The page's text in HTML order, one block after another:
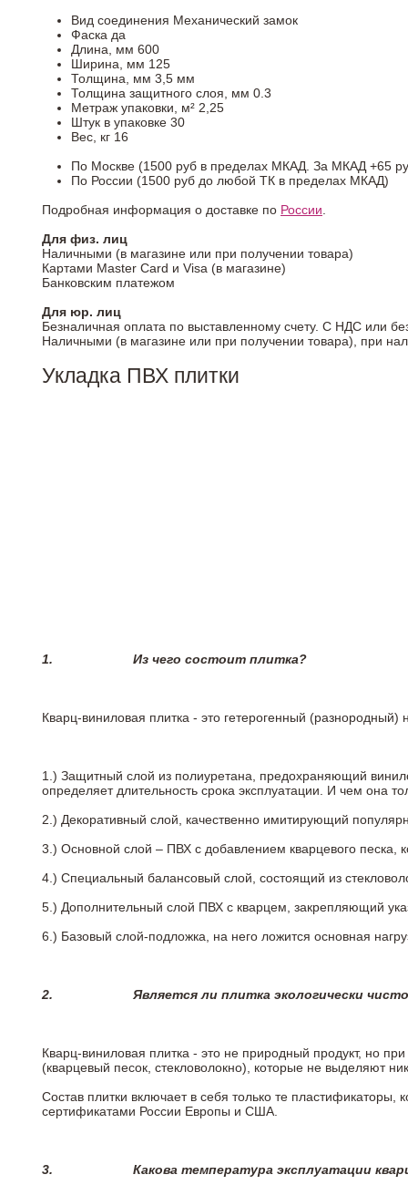
Вид соединения Механический замок
Фаска да
Длина, мм 600
Ширина, мм 125
Толщина, мм 3,5 мм
Толщина защитного слоя, мм 0.3
Метраж упаковки, м² 2,25
Штук в упаковке 30
Вес, кг 16
По Москве (1500 руб в пределах МКАД. За МКАД +65
По России (1500 руб до любой ТК в пределах МКАД)
Подробная информация о доставке по России.
Для физ. лиц
Наличными (в магазине или при получении товара)
Картами Master Card и Visa (в магазине)
Банковским платежом
Для юр. лиц
Безналичная оплата по выставленному счету. С НДС или
Наличными (в магазине или при получении товара), при
Укладка ПВХ плитки
1. Из чего состоит плитка?
Кварц-виниловая плитка - это гетерогенный
1.) Защитный слой из полиуретана, предохраняющий
определяет длительность срока эксплуатации. И чем она
2.) Декоративный слой, качественно имитирующий
3.) Основной слой – ПВХ с добавлением кварцевого песка,
4.) Специальный балансовый слой, состоящий из
5.) Дополнительный слой ПВХ с кварцем, закрепляющий
6.) Базовый слой-подложка, на него ложится основная
2. Является ли плитка экологически
Кварц-виниловая плитка - это не природный продукт, но
(кварцевый песок, стекловолокно), которые не выделяют
Состав плитки включает в себя только те
сертификатами России Европы и США.
3. Какова температура эксплуатации